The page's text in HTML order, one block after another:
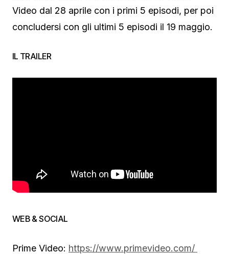
Video dal 28 aprile con i primi 5 episodi, per poi
concludersi con gli ultimi 5 episodi il 19 maggio.
IL TRAILER
WEB & SOCIAL
Prime Video: https://www.primevideo.com/